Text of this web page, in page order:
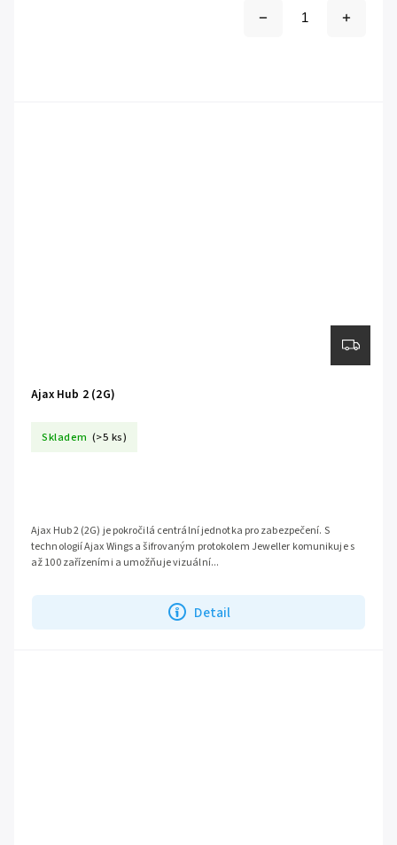
Ajax Hub 2 (2G)
Skladem (>5 ks)
Detail
Ajax Hub 2 (2G) je pokročilá centrální jednotka pro zabezpečení. S
technologií Ajax Wings a šifrovaným protokolem Jeweller komunikuje s
až 100 zařízeními a umožňuje vizuální...